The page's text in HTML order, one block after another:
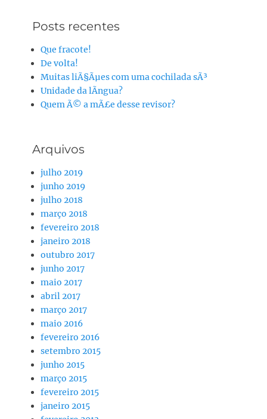
Posts recentes
Que fracote!
De volta!
Muitas liÃ§Ãµes com uma cochilada sÃ³
Unidade da lÃ­ngua?
Quem Ã© a mÃ£e desse revisor?
Arquivos
julho 2019
junho 2019
julho 2018
março 2018
fevereiro 2018
janeiro 2018
outubro 2017
junho 2017
maio 2017
abril 2017
março 2017
maio 2016
fevereiro 2016
setembro 2015
junho 2015
março 2015
fevereiro 2015
janeiro 2015